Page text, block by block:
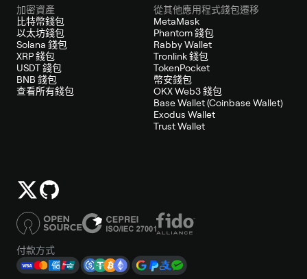
加密資產
比特幣錢包
以太坊錢包
Solana 錢包
XRP 錢包
USDT 錢包
BNB 錢包
查看所有錢包
從其他應用程式錢包遷移
MetaMask
Phantom 錢包
Rabby Wallet
Tronlink 錢包
TokenPocket
幣安錢包
OKX Web3 錢包
Base Wallet (Coinbase Wallet)
Exodus Wallet
Trust Wallet
付款方式